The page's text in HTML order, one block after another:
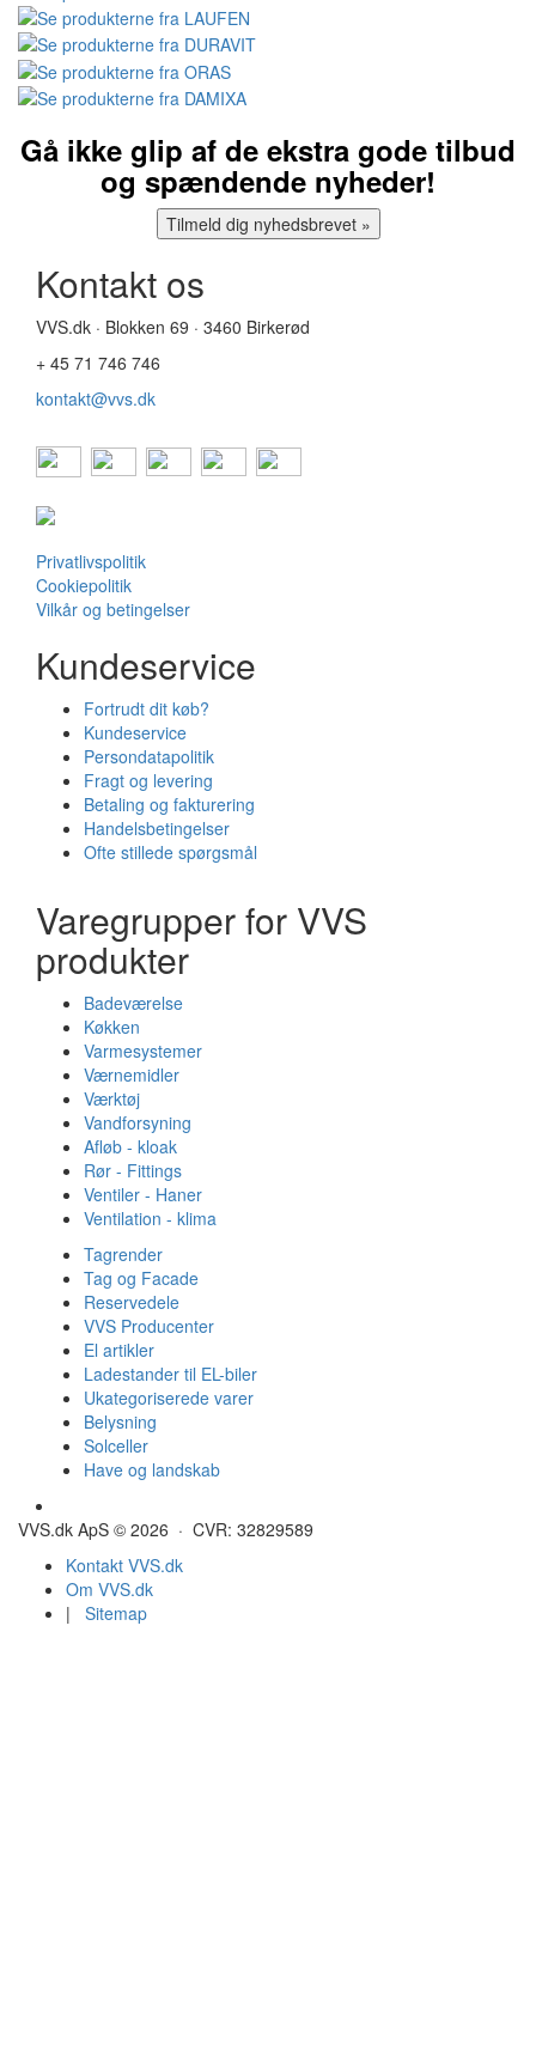
Gå ikke glip af de ekstra gode tilbud
og spændende nyheder!
Kontakt os
VVS.dk · Blokken 69 · 3460 Birkerød
+ 45 71 746 746
kontakt@vvs.dk
Privatlivspolitik
Cookiepolitik
Vilkår og betingelser
Kundeservice
Fortrudt dit køb?
Kundeservice
Persondatapolitik
Fragt og levering
Betaling og fakturering
Handelsbetingelser
Ofte stillede spørgsmål
Varegrupper for VVS
produkter
Badeværelse
Køkken
Varmesystemer
Værnemidler
Værktøj
Vandforsyning
Afløb - kloak
Rør - Fittings
Ventiler - Haner
Ventilation - klima
Tagrender
Tag og Facade
Reservedele
VVS Producenter
El artikler
Ladestander til EL-biler
Ukategoriserede varer
Belysning
Solceller
Have og landskab
VVS.dk ApS © 2026 · CVR: 32829589
Kontakt VVS.dk
Om VVS.dk
| Sitemap